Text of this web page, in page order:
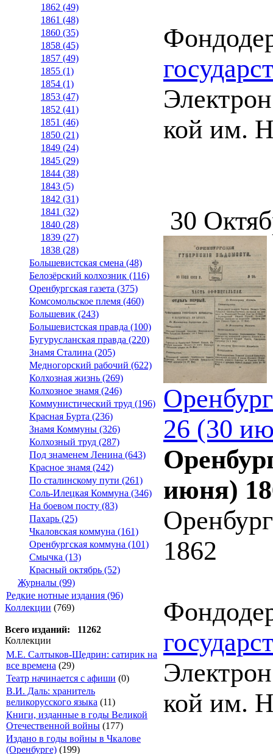
1862 (49)
1861 (48)
1860 (35)
1858 (45)
1857 (49)
1855 (1)
1854 (1)
1853 (47)
1852 (41)
1851 (46)
1850 (21)
1849 (24)
1845 (29)
1844 (38)
1843 (5)
1842 (31)
1841 (32)
1840 (28)
1839 (27)
1838 (28)
Большевистская смена (48)
Белозёрский колхозник (116)
Оренбургская газета (375)
Комсомольское племя (460)
Большевик (243)
Большевистская правда (100)
Бугурусланская правда (220)
Знамя Сталина (205)
Медногорский рабочий (622)
Колхозная жизнь (269)
Колхозное знамя (246)
Коммунистический труд (196)
Красная Бурта (236)
Знамя Коммуны (326)
Колхозный труд (287)
Под знаменем Ленина (643)
Красное знамя (242)
По сталинскому пути (261)
Соль-Илецкая Коммуна (346)
На боевом посту (83)
Пахарь (25)
Чкаловская коммуна (161)
Оренбургская коммуна (101)
Смычка (13)
Красный октябрь (52)
Журналы (99)
Редкие нотные издания (96)
Коллекции (769)
Всего изданий: 11262
Коллекции
М.Е. Салтыков-Щедрин: сатирик на
все времена (29)
Театр начинается с афиши (0)
В.И. Даль: хранитель
великорусского языка (11)
Книги, изданные в годы Великой
Отечественной войны (177)
Издано в годы войны в Чкалове
(Оренбурге) (199)
кой им.
30
26 (30
июня)
1862
кой им.